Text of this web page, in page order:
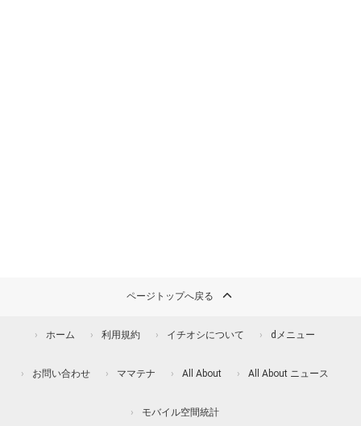
ページトップへ戻る
ホーム 利用規約 イチオシについて dメニュー
お問い合わせ ママテナ All About All About ニュース
モバイル空間統計